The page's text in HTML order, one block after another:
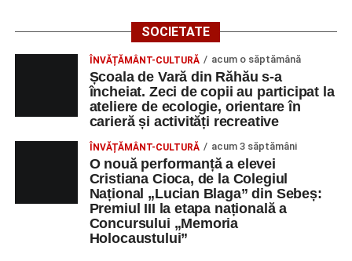
sunt vitale.”(Prof. Ciura Marinela)
Privind spre ediția următoare
În încheierea evenimentului, organizatorii au anunțat tema
ediției din 2027, dedicată relației dintre caracter, valori și
educație. După trei ediții care au abordat comunicarea
didactică, dinamica diferențelor, participarea și luarea
deciziilor, comunitatea Sinaxa Educațională își propune
să revină la întrebările fundamentale despre valorile care
stau la baza actului educațional și despre rolul
profesorului în formarea caracterului tinerilor.
SOCIETATE
ÎNVĂȚĂMÂNT-CULTURĂ acum o săptămână
Școala de Vară din Răhău s-a
încheiat. Zeci de copii au participat la
ateliere de ecologie, orientare în
carieră și activități recreative
ÎNVĂȚĂMÂNT-CULTURĂ acum 3 săptămâni
O nouă performanță a elevei
Cristiana Cioca, de la Colegiul
Național „Lucian Blaga” din Sebeș:
Premiul III la etapa națională a
Concursului „Memoria
Holocaustului”